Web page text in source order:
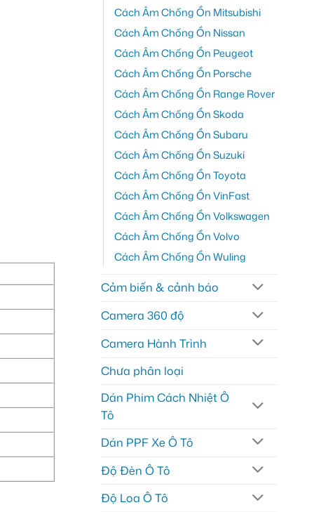
Cách Âm Chống Ồn Mitsubishi
Cách Âm Chống Ồn Nissan
Cách Âm Chống Ồn Peugeot
Cách Âm Chống Ồn Porsche
Cách Âm Chống Ồn Range Rover
Cách Âm Chống Ồn Skoda
Cách Âm Chống Ồn Subaru
Cách Âm Chống Ồn Suzuki
Cách Âm Chống Ồn Toyota
Cách Âm Chống Ồn VinFast
Cách Âm Chống Ồn Volkswagen
Cách Âm Chống Ồn Volvo
Cách Âm Chống Ồn Wuling
Cảm biến & cảnh báo
Camera 360 độ
Camera Hành Trình
Chưa phân loại
Dán Phim Cách Nhiệt Ô
Tô
Dán PPF Xe Ô Tô
Độ Đèn Ô Tô
Độ Loa Ô Tô